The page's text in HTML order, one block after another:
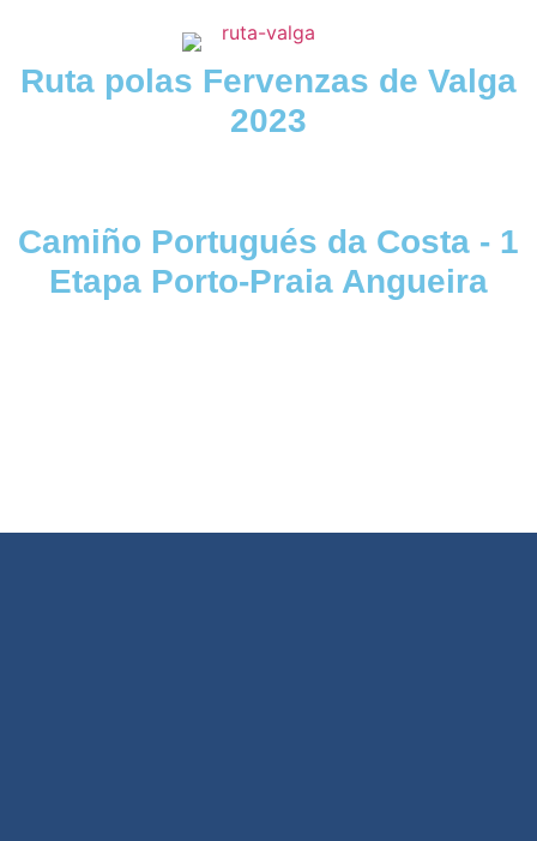
Ruta polas Fervenzas de Valga
2023
Camiño Portugués da Costa - 1
Etapa Porto-Praia Angueira